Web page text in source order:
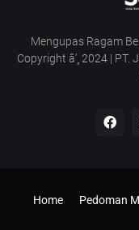
Mengupas Ragam
Copyright â’¸ 2024 |
Home Pedoman